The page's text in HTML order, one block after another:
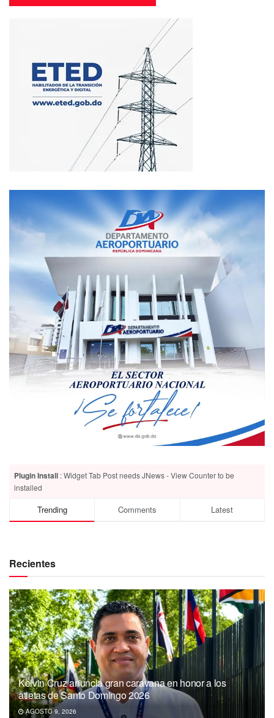
Plugin Install : Widget Tab Post needs JNews - View Counter to be
installed
Trending Comments Latest
Recientes
Kelvin Cruz anuncia gran caravana en honor a los
atletas de Santo Domingo 2026
AGOSTO 9, 2026